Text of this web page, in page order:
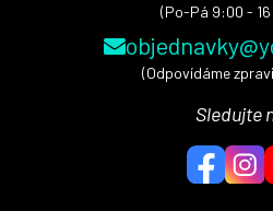
(Po-Pá 9:00 -
(Odpovídáme
Sledujte